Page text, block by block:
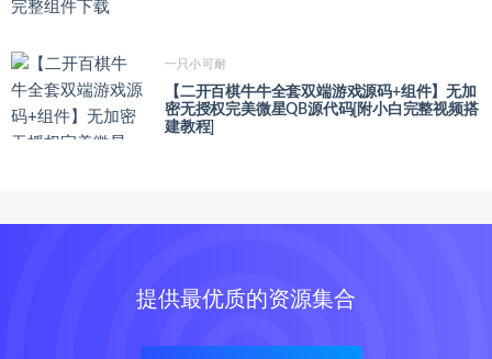
一只小可耐
【二开百棋牛牛全套双端游戏源码+组件】无加
密无授权完美微星QB源代码[附小白完整视频搭
建教程]
提供最优质的资源集合